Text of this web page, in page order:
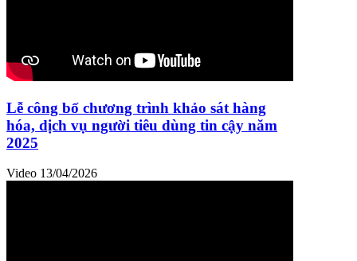
Lễ công bố chương trình khảo sát hàng
hóa, dịch vụ người tiêu dùng tin cậy năm
2025
Video 13/04/2026